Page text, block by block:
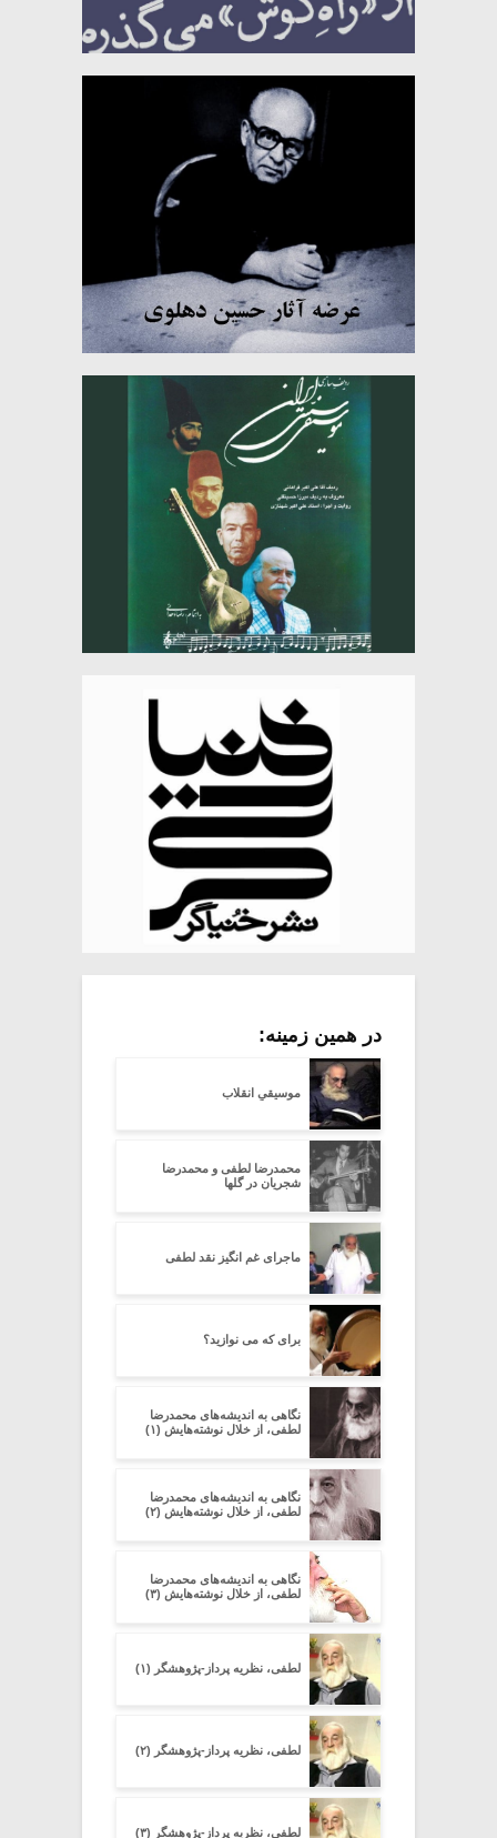
در همین زمینه:
موسیقیِ انقلاب
محمدرضا لطفی و محمدرضا
شجریان در گلها
ماجرای غم انگیز نقد لطفی
برای که می نوازید؟
نگاهی به اندیشه‌های محمدرضا
لطفی، از خلال نوشته‌هایش (۱)
نگاهی به اندیشه‌های محمدرضا
لطفی، از خلال نوشته‌هایش (۲)
نگاهی به اندیشه‌های محمدرضا
لطفی، از خلال نوشته‌هایش (۳)
لطفی، نظریه پرداز-پژوهشگر (۱)
لطفی، نظریه پرداز-پژوهشگر (۲)
لطفی، نظریه پرداز-پژوهشگر (۳)